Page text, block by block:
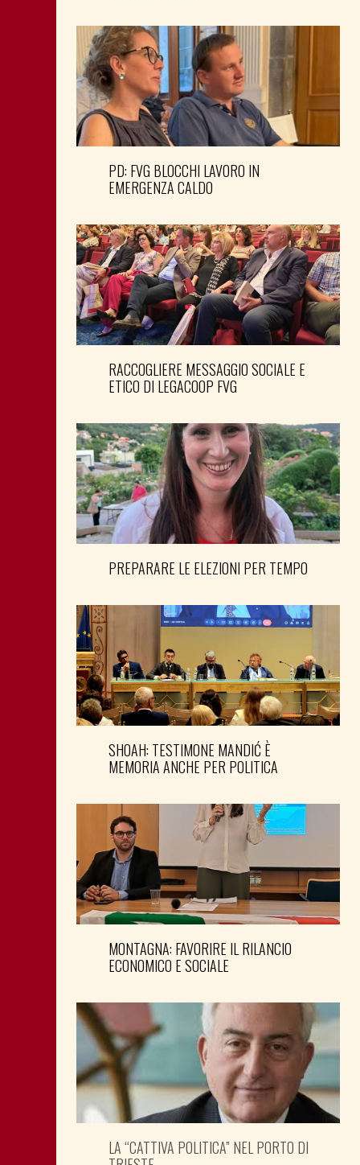
PD: FVG BLOCCHI LAVORO IN
EMERGENZA CALDO
RACCOGLIERE MESSAGGIO SOCIALE E
ETICO DI LEGACOOP FVG
PREPARARE LE ELEZIONI PER TEMPO
SHOAH: TESTIMONE MANDIĆ È
MEMORIA ANCHE PER POLITICA
MONTAGNA: FAVORIRE IL RILANCIO
ECONOMICO E SOCIALE
LA “CATTIVA POLITICA” NEL PORTO DI